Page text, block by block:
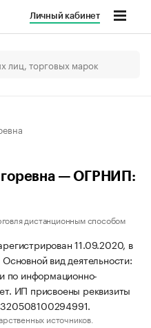
Личный кабинет
— ОГРНИП:
дистанционным способом
11.09.2020, в
вид деятельности:
по информационно-
ИП присвоены реквизиты
источников.